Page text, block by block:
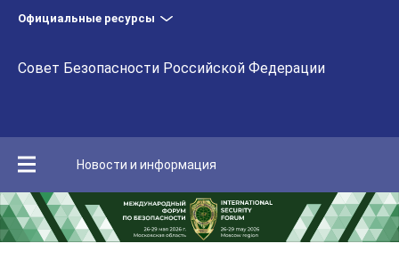
Официальные ресурсы
Совет Безопасности Российской Федерации
Новости и информация